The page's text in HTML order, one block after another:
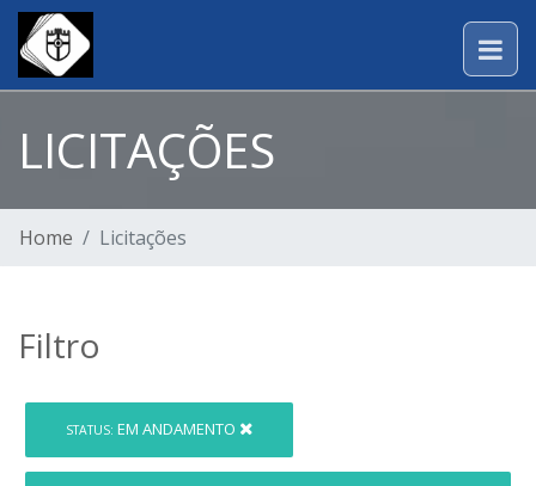
LICITAÇÕES
Home Licitações
Filtro
STATUS: EM ANDAMENTO